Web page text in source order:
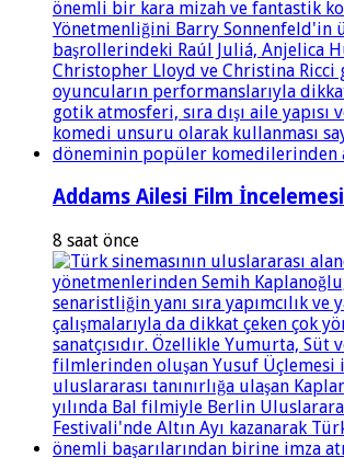
Addams Ailesi Film İncelemesi
8 saat önce